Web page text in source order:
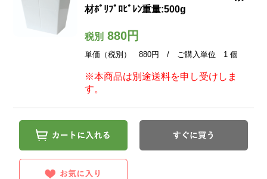
材ﾎﾟﾘﾌﾟﾛﾋﾟﾚﾝ重量:500g
税別880円
単価（税別） 880円 / ご購入単位 1 個
※本商品は別途送料を申し受けしま
す。